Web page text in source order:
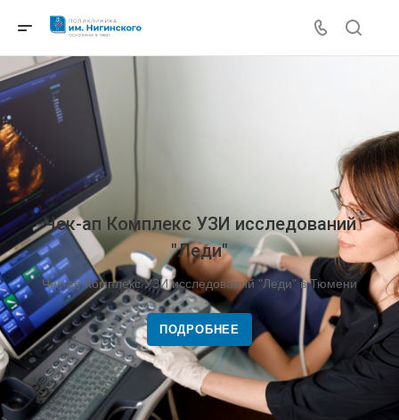
Чек-ап Комплекс УЗИ исследований
"Леди"
Чек-ап Комплекс УЗИ исследований "Леди" в Тюмени
ПОДРОБНЕЕ